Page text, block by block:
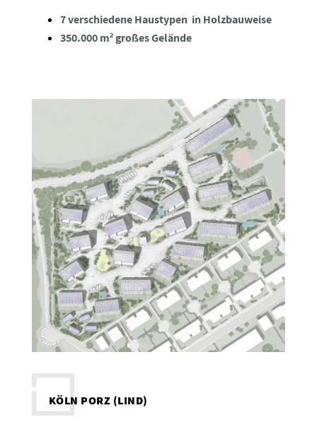
7 verschiedene Haustypen in Holzbauweise
350.000 m² großes Gelände
KÖLN PORZ (LIND)